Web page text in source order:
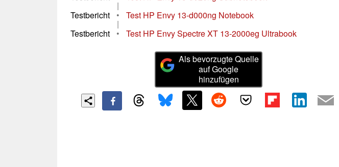
|
Testbericht
• Test HP Envy 13-d000ng Notebook
|
Testbericht
• Test HP Envy Spectre XT 13-2000eg Ultrabook
Als bevorzugte Quelle
auf Google
hinzufügen